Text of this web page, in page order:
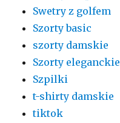
Swetry z golfem
Szorty basic
szorty damskie
Szorty eleganckie
Szpilki
t-shirty damskie
tiktok